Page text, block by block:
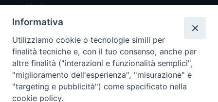
Chi Siamo
Redazione
Scrivici
Informativa
Utilizziamo cookie o tecnologie simili per
finalità tecniche e, con il tuo consenso, anche per
altre finalità ("interazioni e funzionalità semplici",
"miglioramento dell'esperienza", "misurazione" e
"targeting e pubblicità") come specificato nella
cookie policy.